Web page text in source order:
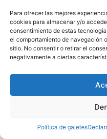
Para ofrecer las mejores
cookies para almacenar y/o
consentimiento de estas
el comportamiento de navegación
sitio. No consentir o retirar el
negativamente a ciertas
Política de galetes
Copyright © 2020 ALEM